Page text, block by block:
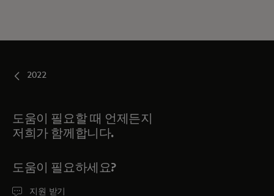
2022
도움이 필요할 때 언제든지
저희가 함께합니다.
도움이 필요하세요?
지원 받기